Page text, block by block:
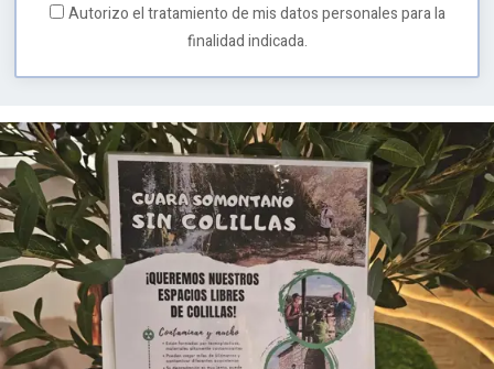
Autorizo el tratamiento de mis datos personales para la
finalidad indicada.